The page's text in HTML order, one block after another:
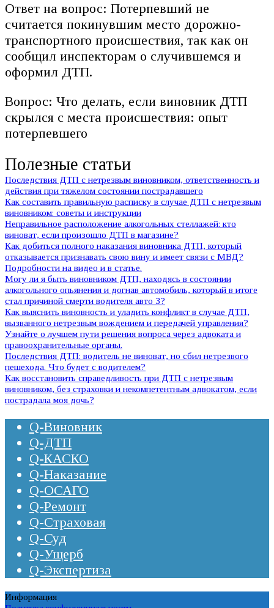
Ответ на вопрос: Потерпевший не
считается покинувшим место дорожно-
транспортного происшествия, так как он
сообщил инспекторам о случившемся и
оформил ДТП.
Вопрос: Что делать, если виновник ДТП
скрылся с места происшествия: опыт
потерпевшего
Полезные статьи
Последствия ДТП с нетрезвым виновником, ответственность и
действия при тяжелом состоянии пострадавшего
Как составить правильную расписку в случае ДТП с нетрезвым
виновником: советы и инструкции
Неправильное расположение алкогольных стеллажей: кто
виноват, если произошло ДТП в магазине?
Как добиться полного наказания виновника ДТП, который
отказывается признавать свою вину и имеет связи с МВД?
Подробности на видео и в статье.
Могу ли я быть виновником ДТП, находясь в состоянии
алкогольного опьянения и догнав автомобиль, который в итоге
стал причиной смерти водителя авто 3?
Как выяснить виновность и уладить конфликт в случае ДТП,
вызванного нетрезвым вождением и передачей управления?
Узнайте о лучшем пути решения вопроса через адвоката и
правоохранительные органы.
Последствия ДТП: водитель не виноват, но сбил нетрезвого
пешехода. Что будет с водителем?
Как восстановить справедливость при ДТП с нетрезвым
виновником, без страховки и некомпетентным адвокатом, если
пострадала моя дочь?
Q-Виновник
Q-ДТП
Q-КАСКО
Q-Наказание
Q-ОСАГО
Q-Ремонт
Q-Страховая
Q-Суд
Q-Ущерб
Q-Экспертиза
Информация